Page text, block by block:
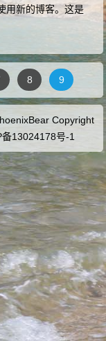
用新的博客。这是
8 9
Copyright
13024178号-1